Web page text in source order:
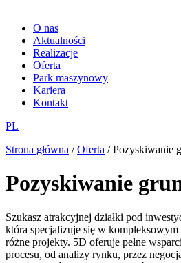
O nas
Aktualności
Realizacje
Oferta
Park maszynowy
Kariera
Kontakt
PL
Strona główna /Oferta /Pozyskiwanie
Pozyskiwanie
Szukasz atrakcyjnej działki pod
która specjalizuje się w
różne projekty. 5D oferuje pełne
procesu, od analizy rynku, przez